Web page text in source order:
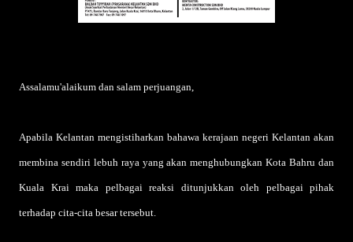
Assalamu'alaikum dan salam perjuangan,
Apabila Kelantan mengistiharkan bahawa kerajaan negeri Kelantan akan
membina sendiri lebuh raya yang akan menghubungkan Kota Bahru dan
Kuala Krai maka pelbagai reaksi ditunjukkan oleh pelbagai pihak
terhadap cita-cita besar tersebut.